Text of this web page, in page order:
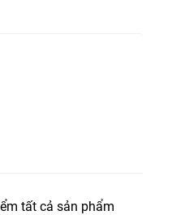
tất cả sản phẩm